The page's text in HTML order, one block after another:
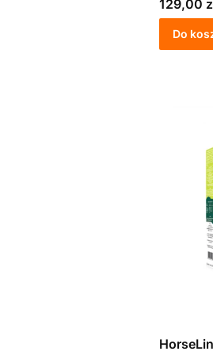
Cena
129,00
Do